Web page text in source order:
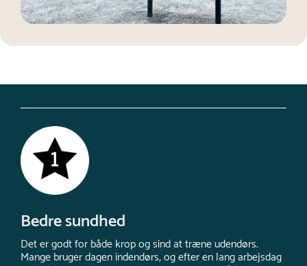
Bedre sundhed
Det er godt for både krop og sind at træne udendørs.
Mange bruger dagen indendørs, og efter en lang arbejsdag